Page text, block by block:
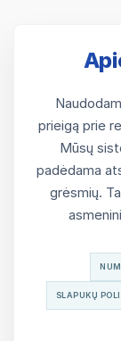
prieigą prie
Mūsų
padėdama
grėsmių.
SLAPUKŲ